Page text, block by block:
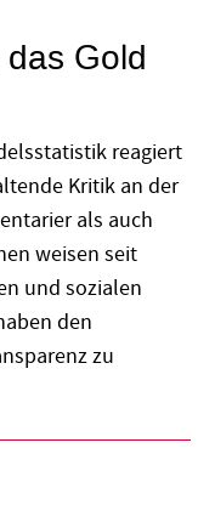
Gold
reagiert
Kritik an der
als auch
weisen seit
und sozialen
den
zu